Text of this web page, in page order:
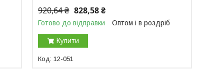
920,64 ₴ 828,58 ₴
Готово до відправки Оптом і в роздріб
Купити
12-051